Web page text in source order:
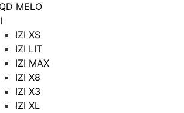
MELO
IZI XS
IZI LIT
IZI MAX
IZI X8
IZI X3
IZI XL